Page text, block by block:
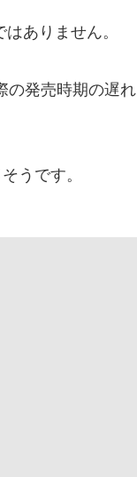
ありません。
の発売時期の遅れ
うです。